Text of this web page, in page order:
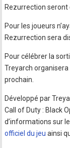
Rezurrection
Pour les joueurs
Rezurrection sera
Pour célébrer la
Treyarch
prochain.
Développé par
Call of Duty : Black
d’informations sur
officiel du jeu ainsi